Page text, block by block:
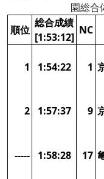
園総合
順位
総合成績
[1:53:12]
NC
1 1:54:22 1
2 1:57:37 9
----- 1:58:28 17